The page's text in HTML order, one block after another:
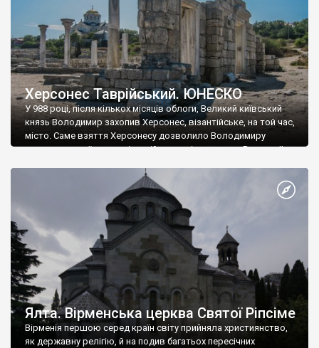
Херсонес Таврійський. ЮНЕСКО
У 988 році, після кількох місяців облоги, Великий київський
князь Володимир захопив Херсонес, візантійське, на той час,
місто. Саме взяття Херсонесу дозволило Володимиру
диктувати свої умови візантійському імператору Василю ІІ, та
Херсонесі Володимир-язичник, став Василем-християнином.
А потім було Хрещення Русі. На честь Херсонесу Таврійського
Ялта. Вірменська церква Святої Ріпсіме
Вірменія першою серед країн світу прийняла християнство,
як державну релігію, й на подив багатьох пересічних